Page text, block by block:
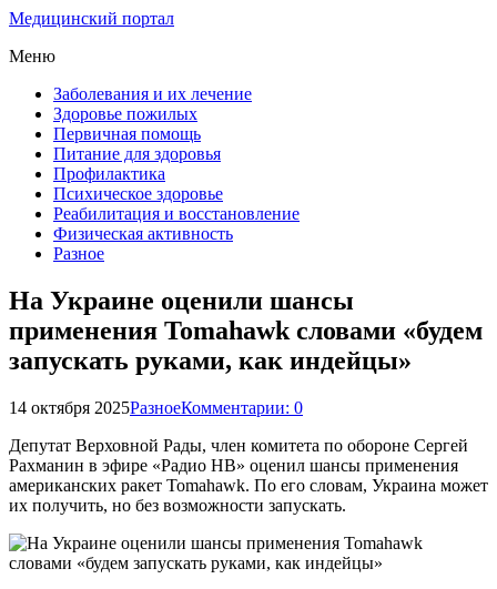
Медицинский портал
Меню
Заболевания и их лечение
Здоровье пожилых
Первичная помощь
Питание для здоровья
Профилактика
Психическое здоровье
Реабилитация и восстановление
Физическая активность
Разное
На Украине оценили шансы
применения Tomahawk словами «будем
запускать руками, как индейцы»
14 октября 2025РазноеКомментарии: 0
Депутат Верховной Рады, член комитета по обороне Сергей
Рахманин в эфире «Радио НВ» оценил шансы применения
американских ракет Tomahawk. По его словам, Украина может
их получить, но без возможности запускать.